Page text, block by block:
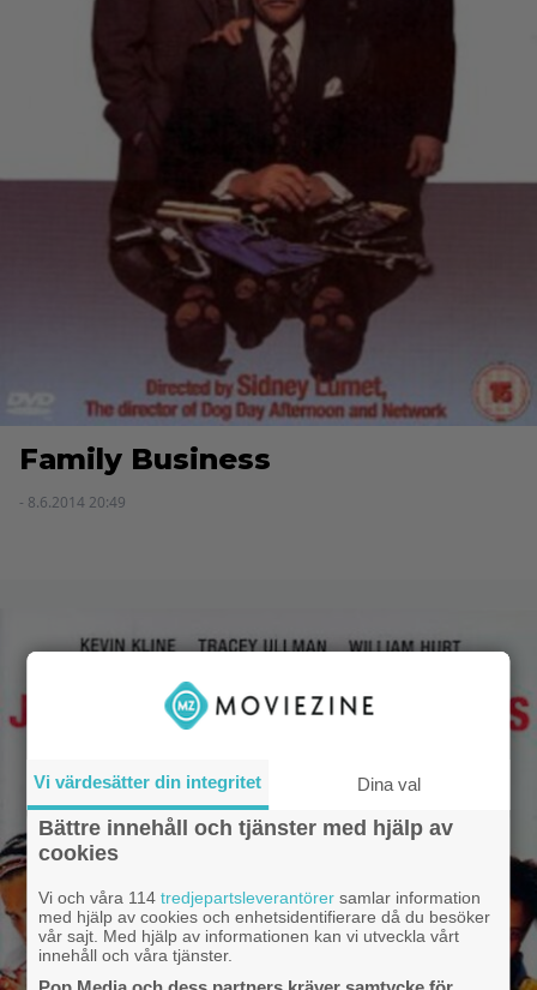
Family Business
- 8.6.2014 20:49
Vi värdesätter din integritet Dina val
Bättre innehåll och tjänster med hjälp av
cookies
Vi och våra 114tredjepartsleverantörer samlar information
med hjälp av cookies och enhetsidentifierare då du besöker
vår sajt. Med hjälp av informationen kan vi utveckla vårt
innehåll och våra tjänster.